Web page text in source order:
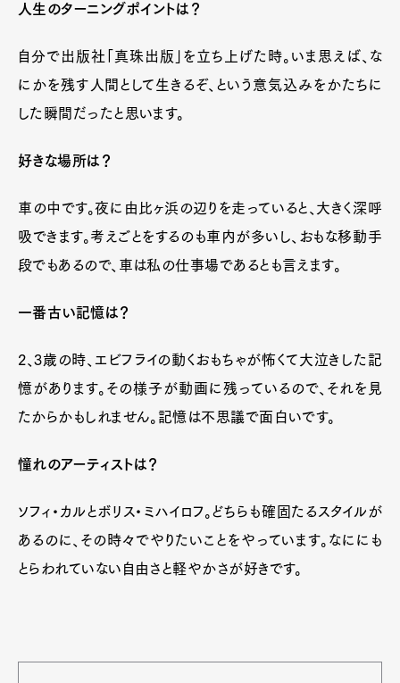
人生のターニングポイントは？
自分で出版社「真珠出版」を立ち上げた時。いま思えば、な
にかを残す人間として生きるぞ、という意気込みをかたちに
した瞬間だったと思います。
好きな場所は？
車の中です。夜に由比ヶ浜の辺りを走っていると、大きく深呼
吸できます。考えごとをするのも車内が多いし、おもな移動手
段でもあるので、車は私の仕事場であるとも言えます。
一番古い記憶は？
2、3歳の時、エビフライの動くおもちゃが怖くて大泣きした記
憶があります。その様子が動画に残っているので、それを見
たからかもしれません。記憶は不思議で面白いです。
憧れのアーティストは？
ソフィ・カルとボリス・ミハイロフ。どちらも確固たるスタイルが
あるのに、その時々でやりたいことをやっています。なににも
とらわれていない自由さと軽やかさが好きです。